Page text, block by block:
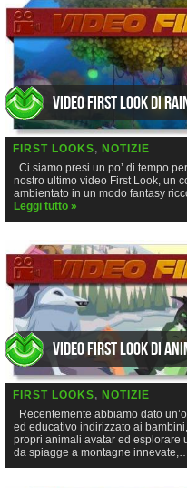
Video First Look di
FIRST LOOKS, NOTIZIE
Ci siamo presi un po’ di tempo
nostro ultimo video First Look, un
ambientato in un modo fantasy
Leggi tutto »
Video First Look di
FIRST LOOKS, NOTIZIE
Recentemente abbiamo dato
ed educativo indirizzato ai
propri animali avatar ed esplorare
da spiagge a montagne